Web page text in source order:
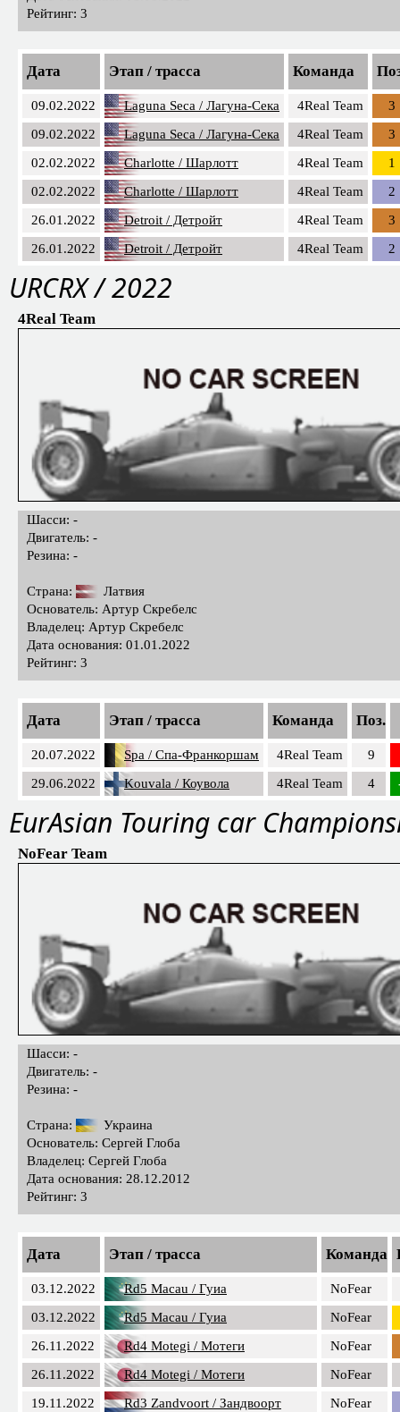
Рейтинг: 3
Дата Этап / трасса Команда
09.02.2022 Laguna Seca / Лагуна-Сека 4Real Team
3
09.02.2022
Laguna Seca / Лагуна-Сека 4Real Team
3
02.02.2022
Charlotte / Шарлотт 4Real Team
1
02.02.2022
Charlotte / Шарлотт 4Real Team
2
26.01.2022
Detroit / Детройт 4Real Team
3
26.01.2022
Detroit / Детройт 4Real Team 2
URCRX / 2022
4Real Team
Шасси: -
Двигатель: -
Резина: -
Страна:
Латвия
Основатель: Артур Скребелс
Владелец: Артур Скребелс
Дата основания: 01.01.2022
Рейтинг: 3
Дата Этап / трасса Команда Поз.
20.07.2022 Spa / Спа-Франкоршам 4Real Team 9
29.06.2022
Kouvala / Коувола 4Real Team 4
EurAsian Touring car
NoFear Team
Шасси: -
Двигатель: -
Резина: -
Страна:
Украина
Основатель: Сергей Глоба
Владелец: Сергей Глоба
Дата основания: 28.12.2012
Рейтинг: 3
Дата Этап / трасса Команда
03.12.2022 Rd5 Macau / Гуиа
NoFear
03.12.2022
Rd5 Macau / Гуиа
NoFear
26.11.2022
Rd4 Motegi / Мотеги
NoFear
26.11.2022
Rd4 Motegi / Мотеги
NoFear
19.11.2022
Rd3 Zandvoort / Зандвоорт
NoFear